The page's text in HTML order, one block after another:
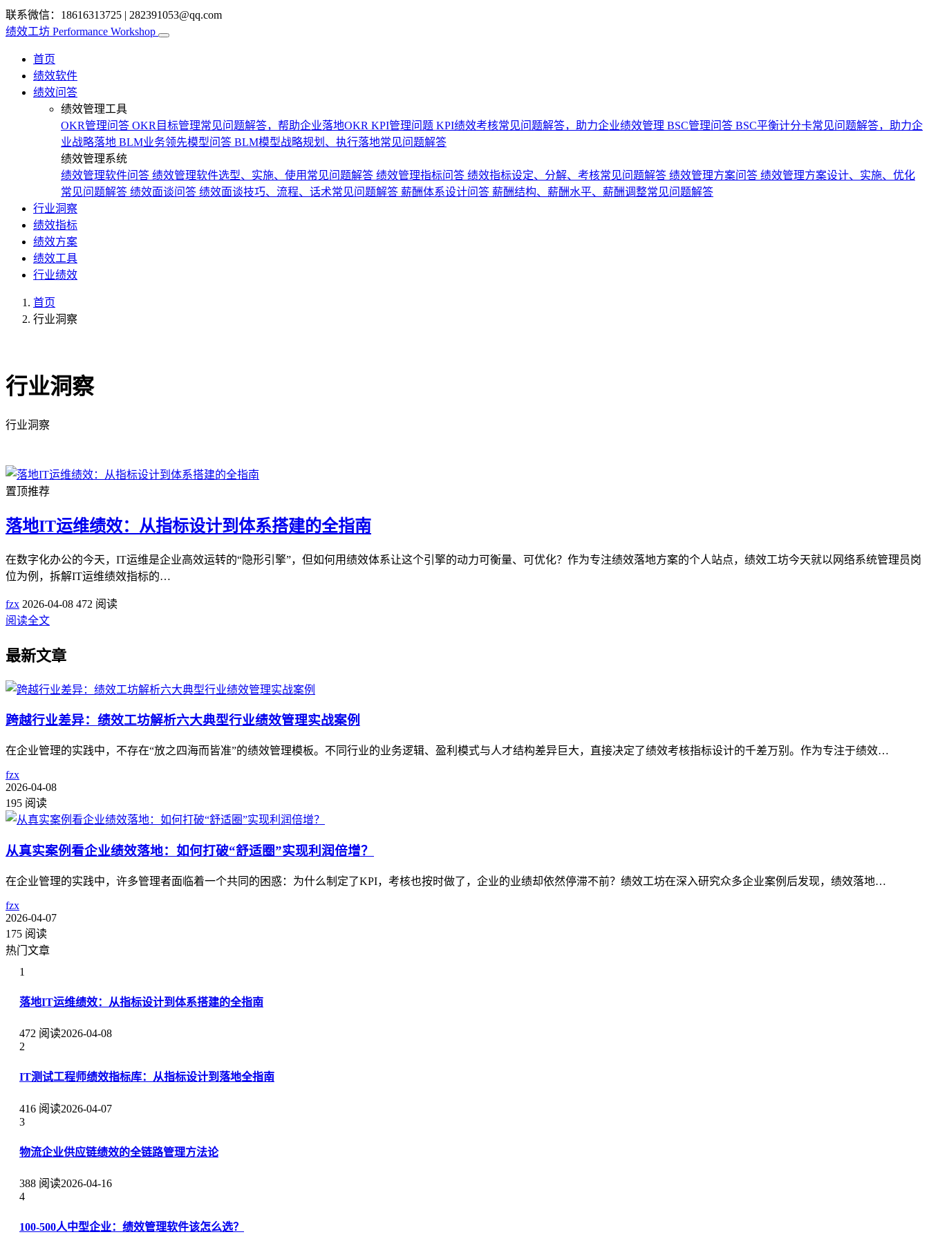
联系微信：18616313725 | 282391053@qq.com
绩效工坊 Performance Workshop
首页
绩效软件
绩效问答
绩效管理工具
OKR管理问答 OKR目标管理常见问题解答，帮助企业落地OKR KPI管理问题 KPI绩效考核常见问题解答，助力企业绩效管理 BSC管理问答 BSC平衡计分卡常见问题解答，助力企
业战略落地 BLM业务领先模型问答 BLM模型战略规划、执行落地常见问题解答
绩效管理系统
绩效管理软件问答 绩效管理软件选型、实施、使用常见问题解答 绩效管理指标问答 绩效指标设定、分解、考核常见问题解答 绩效管理方案问答 绩效管理方案设计、实施、优化
常见问题解答 绩效面谈问答 绩效面谈技巧、流程、话术常见问题解答 薪酬体系设计问答 薪酬结构、薪酬水平、薪酬调整常见问题解答
行业洞察
绩效指标
绩效方案
绩效工具
行业绩效
首页
行业洞察
行业洞察
行业洞察
置顶推荐
落地IT运维绩效：从指标设计到体系搭建的全指南
在数字化办公的今天，IT运维是企业高效运转的“隐形引擎”，但如何用绩效体系让这个引擎的动力可衡量、可优化？作为专注绩效落地方案的个人站点，绩效工坊今天就以网络系统管理员岗
位为例，拆解IT运维绩效指标的…
fzx 2026-04-08 472 阅读
阅读全文
最新文章
跨越行业差异：绩效工坊解析六大典型行业绩效管理实战案例
在企业管理的实践中，不存在“放之四海而皆准”的绩效管理模板。不同行业的业务逻辑、盈利模式与人才结构差异巨大，直接决定了绩效考核指标设计的千差万别。作为专注于绩效…
fzx
2026-04-08
195 阅读
从真实案例看企业绩效落地：如何打破“舒适圈”实现利润倍增？
在企业管理的实践中，许多管理者面临着一个共同的困惑：为什么制定了KPI，考核也按时做了，企业的业绩却依然停滞不前？绩效工坊在深入研究众多企业案例后发现，绩效落地…
fzx
2026-04-07
175 阅读
热门文章
1
落地IT运维绩效：从指标设计到体系搭建的全指南
472 阅读2026-04-08
2
IT测试工程师绩效指标库：从指标设计到落地全指南
416 阅读2026-04-07
3
物流企业供应链绩效的全链路管理方法论
388 阅读2026-04-16
4
100-500人中型企业：绩效管理软件该怎么选？